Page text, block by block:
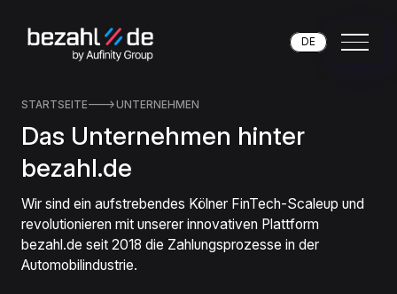
DE
STARTSEITEUNTERNEHMEN
Das Unternehmen hinter
bezahl.de
Wir sind ein aufstrebendes Kölner FinTech-Scaleup und
revolutionieren mit unserer innovativen Plattform
bezahl.de seit 2018 die Zahlungsprozesse in der
Automobilindustrie.